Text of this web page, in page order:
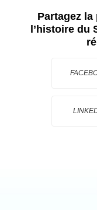
Partagez la
l’histoire du